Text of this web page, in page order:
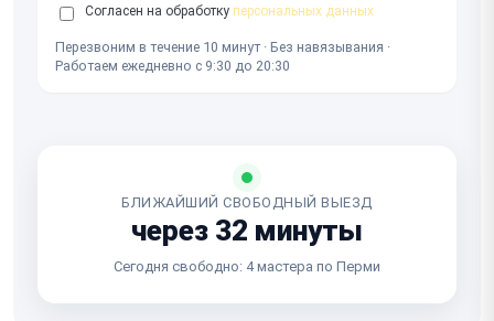
Согласен на обработку персональных данных
Перезвоним в течение 10 минут · Без навязывания ·
Работаем ежедневно с 9:30 до 20:30
БЛИЖАЙШИЙ СВОБОДНЫЙ ВЫЕЗД
через 32 минуты
Сегодня свободно: 4 мастера по Перми